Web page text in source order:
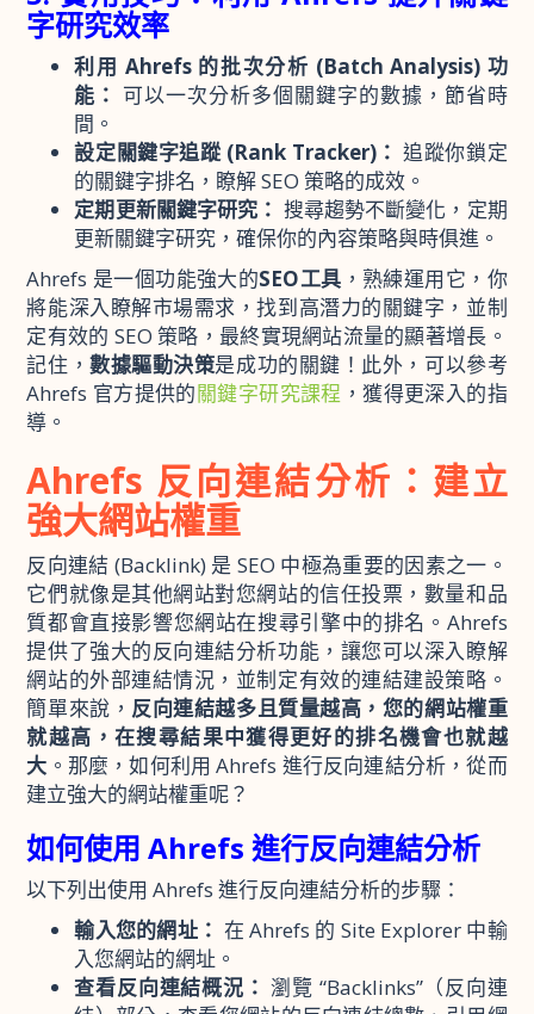
字研究效率
利用 Ahrefs 的批次分析 (Batch Analysis) 功
能： 可以一次分析多個關鍵字的數據，節省時
間。
設定關鍵字追蹤 (Rank Tracker)： 追蹤你鎖定
的關鍵字排名，瞭解 SEO 策略的成效。
定期更新關鍵字研究： 搜尋趨勢不斷變化，定期
更新關鍵字研究，確保你的內容策略與時俱進。
Ahrefs 是一個功能強大的SEO工具 ，熟練運用它，你
將能深入瞭解市場需求，找到高潛力的關鍵字，並制
定有效的 SEO 策略，最終實現網站流量的顯著增長。
記住，數據驅動決策是成功的關鍵！此外，可以參考
Ahrefs 官方提供的關鍵字研究課程 ，獲得更深入的指
導。
Ahrefs 反向連結分析：建立
強大網站權重
反向連結 (Backlink) 是 SEO 中極為重要的因素之一。
它們就像是其他網站對您網站的信任投票，數量和品
質都會直接影響您網站在搜尋引擎中的排名。Ahrefs
提供了強大的反向連結分析功能，讓您可以深入瞭解
網站的外部連結情況，並制定有效的連結建設策略。
簡單來說， 反向連結越多且質量越高，您的網站權重
就越高，在搜尋結果中獲得更好的排名機會也就越
大 。那麼，如何利用 Ahrefs 進行反向連結分析，從而
建立強大的網站權重呢？
如何使用 Ahrefs 進行反向連結分析
以下列出使用 Ahrefs 進行反向連結分析的步驟：
輸入您的網址： 在 Ahrefs 的 Site Explorer 中輸
入您網站的網址。
查看反向連結概況： 瀏覽 “Backlinks”（反向連